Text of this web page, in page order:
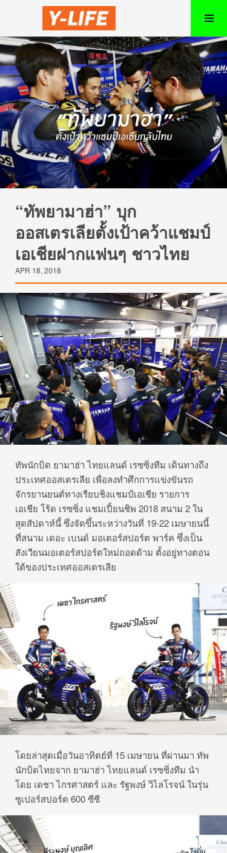
“ทัพยามาฮ่า” บุก
ออสเตรเลียตั้งเป้าคว้าแชมป์
เอเชียฝากแฟนๆ ชาวไทย
APR 18, 2018
ทัพนักบิด ยามาฮ่า ไทยแลนด์ เรซซิ่งทีม เดินทางถึง
ประเทศออสเตรเลีย เพื่อลงทำศึกการแข่งขันรถ
จักรยานยนต์ทางเรียบชิงแชมป์เอเชีย รายการ
เอเชีย โร้ด เรซซิ่ง แชมเปี้ยนชิพ 2018 สนาม 2 ใน
สุดสัปดาห์นี้ ซึ่งจัดขึ้นระหว่างวันที่ 19-22 เมษายนนี้
ที่สนาม เดอะ เบนด์ มอเตอร์สปอร์ต พาร์ค ซึ่งเป็น
สังเวียนมอเตอร์สปอร์ตใหม่ถอดด้าม ตั้งอยู่ทางตอน
ใต้ของประเทศออสเตรเลีย
โดยล่าสุดเมื่อวันอาทิตย์ที่ 15 เมษายน ที่ผ่านมา ทัพ
นักบิดไทยจาก ยามาฮ่า ไทยแลนด์ เรซซิ่งทีม นำ
โดย เดชา ไกรศาสตร์ และ รัฐพงษ์ วิไลโรจน์ ในรุ่น
ซูเปอร์สปอร์ต 600 ซีซี